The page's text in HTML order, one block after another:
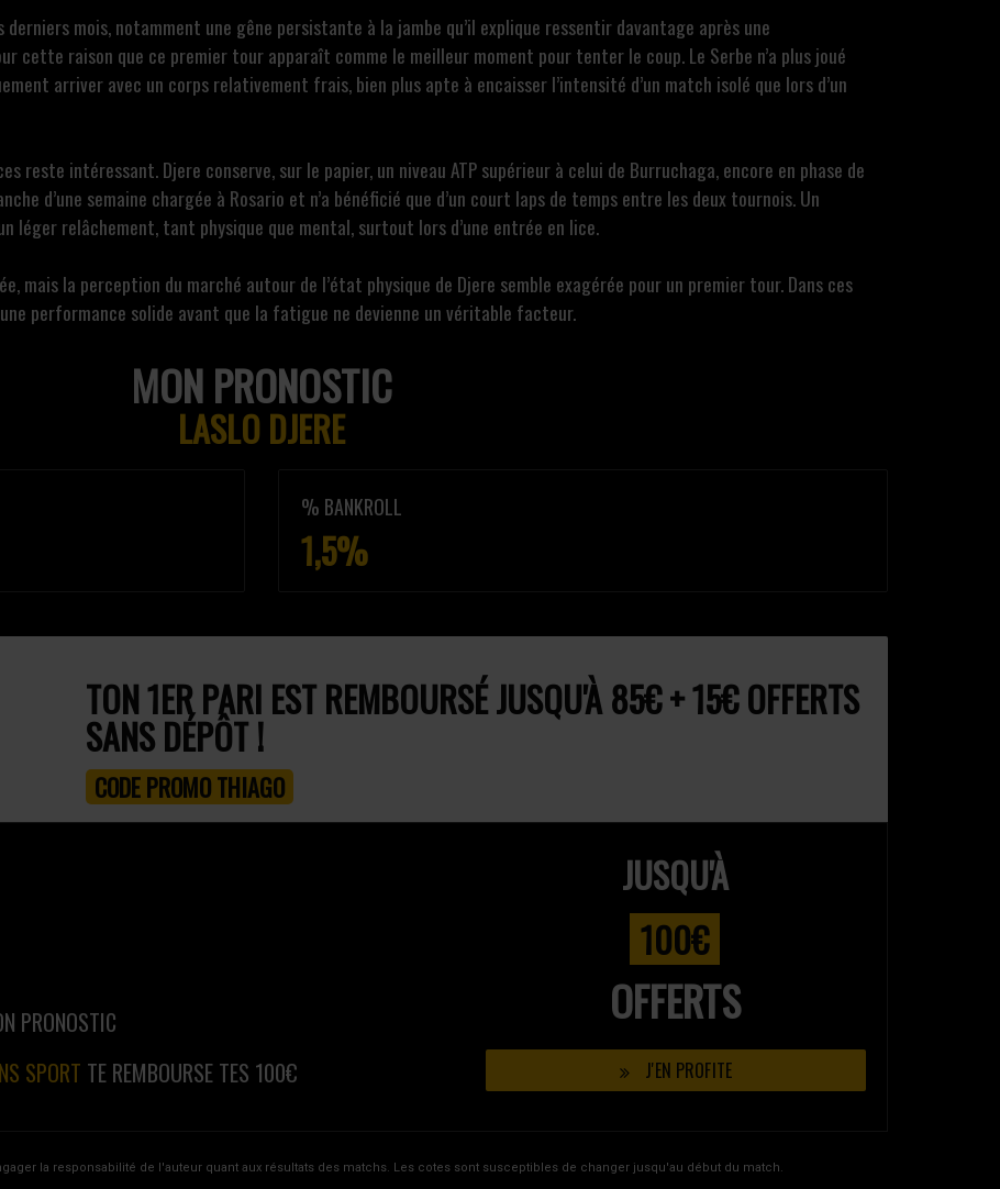
derniers mois, notamment une gêne persistante à la jambe qu’il explique ressentir davantage après une
cette raison que ce premier tour apparaît comme le meilleur moment pour tenter le coup. Le Serbe n’a plus joué
arriver avec un corps relativement frais, bien plus apte à encaisser l’intensité d’un match isolé que lors d’un
reste intéressant. Djere conserve, sur le papier, un niveau ATP supérieur à celui de Burruchaga, encore en phase de
d’une semaine chargée à Rosario et n’a bénéficié que d’un court laps de temps entre les deux tournois. Un
léger relâchement, tant physique que mental, surtout lors d’une entrée en lice.
mais la perception du marché autour de l’état physique de Djere semble exagérée pour un premier tour. Dans ces
performance solide avant que la fatigue ne devienne un véritable facteur.
MON PRONOSTIC
LASLO DJERE
% BANKROLL
1,5%
TON 1ER PARI EST REMBOURSÉ JUSQU'À 85€ + 15€ OFFERTS
SANS DÉPÔT !
CODE PROMO THIAGO
JUSQU'À
100€
OFFERTS
J'EN PROFITE
PRONOSTIC
SPORT TE REMBOURSE TES 100€
la responsabilité de l'auteur quant aux résultats des matchs. Les cotes sont susceptibles de changer jusqu'au début du match.